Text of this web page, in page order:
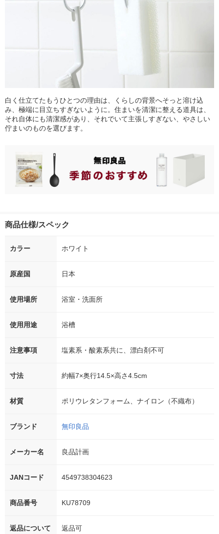
白く仕立てたもうひとつの理由は、くらしの背景へそっと溶け込
み、極端に目立ちすぎないように。住まいを清潔に整える道具は、
それ自体にも清潔感があり、それでいて主張しすぎない、やさしい
佇まいのものを選びます。
商品仕様/スペック
カラー ホワイト
原産国 日本
使用場所 浴室・洗面所
使用用途 浴槽
注意事項 塩素系・酸素系共に、漂白剤不可
寸法 約幅7×奥行14.5×高さ4.5cm
材質 ポリウレタンフォーム、ナイロン（不織布）
ブランド 無印良品
メーカー名 良品計画
JANコード 4549738304623
商品番号 KU78709
返品について
返品可